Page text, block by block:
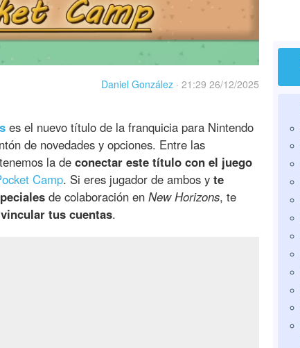
Daniel González · 21:29 26/12/2025
es el nuevo título de la franquicia para Nintendo
de novedades y opciones. Entre las
la de conectar este título con el juego
Camp. Si eres jugador de ambos y te
de colaboración en New Horizons, te
tus cuentas.